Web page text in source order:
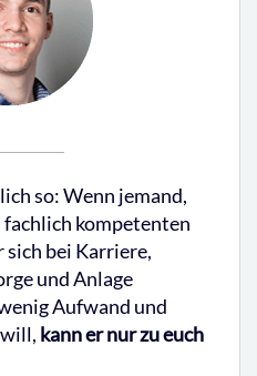
so: Wenn jemand,
kompetenten
sich bei Karriere,
und Anlage
Aufwand und
kann er nur zu euch